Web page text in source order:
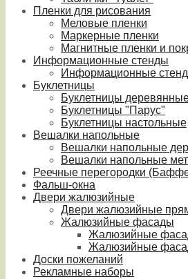
Пленки для рисования
Меловые пленки
Маркерные пленки
Магнитные пленки и
Информационные стенды
Информационные
Буклетницы
Буклетницы
Буклетницы "Парус"
Буклетницы настольные
Вешалки напольные
Вешалки напольные
Вешалки напольные
Реечные перегородки
Фальш-окна
Двери жалюзийные
Двери жалюзийные
Жалюзийные фасады
Жалюзийные
Жалюзийные
Доски пожеланий
Рекламные наборы